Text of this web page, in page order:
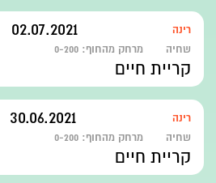
רינה 02.07.2021
שחיה מרחק מהחוף: 0-200
קריית חיים
רינה 30.06.2021
שחיה מרחק מהחוף: 0-200
קריית חיים